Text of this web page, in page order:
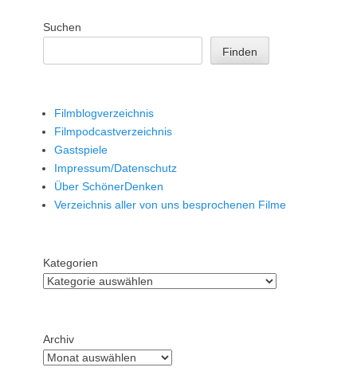
Suchen
Finden
Filmblogverzeichnis
Filmpodcastverzeichnis
Gastspiele
Impressum/Datenschutz
Über SchönerDenken
Verzeichnis aller von uns besprochenen Filme
Kategorien
Archiv